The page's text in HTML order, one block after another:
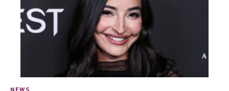
NEWS